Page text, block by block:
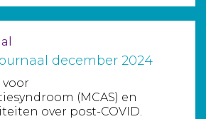
december 2024
(MCAS) en
over post-COVID.